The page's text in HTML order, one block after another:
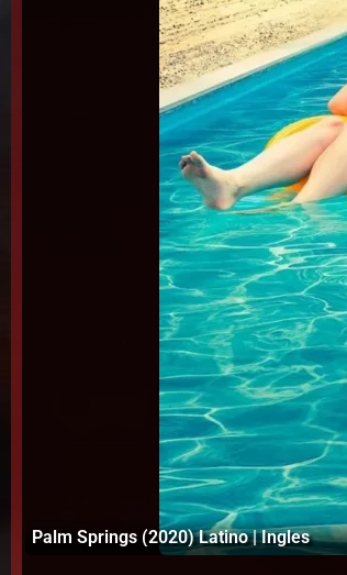
Palm Springs (2020) Latino | Ingles